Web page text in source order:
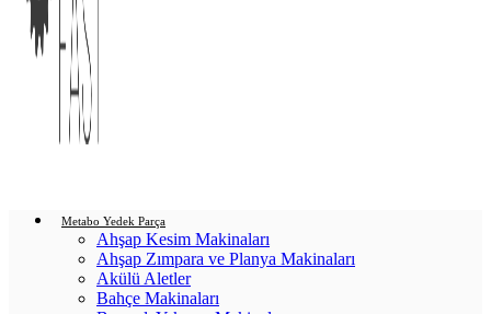
Metabo Yedek Parça
Ahşap Kesim Makinaları
Ahşap Zımpara ve Planya Makinaları
Akülü Aletler
Bahçe Makinaları